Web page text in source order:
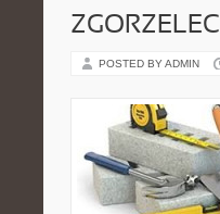
ZGORZELEC
POSTED BY ADMIN